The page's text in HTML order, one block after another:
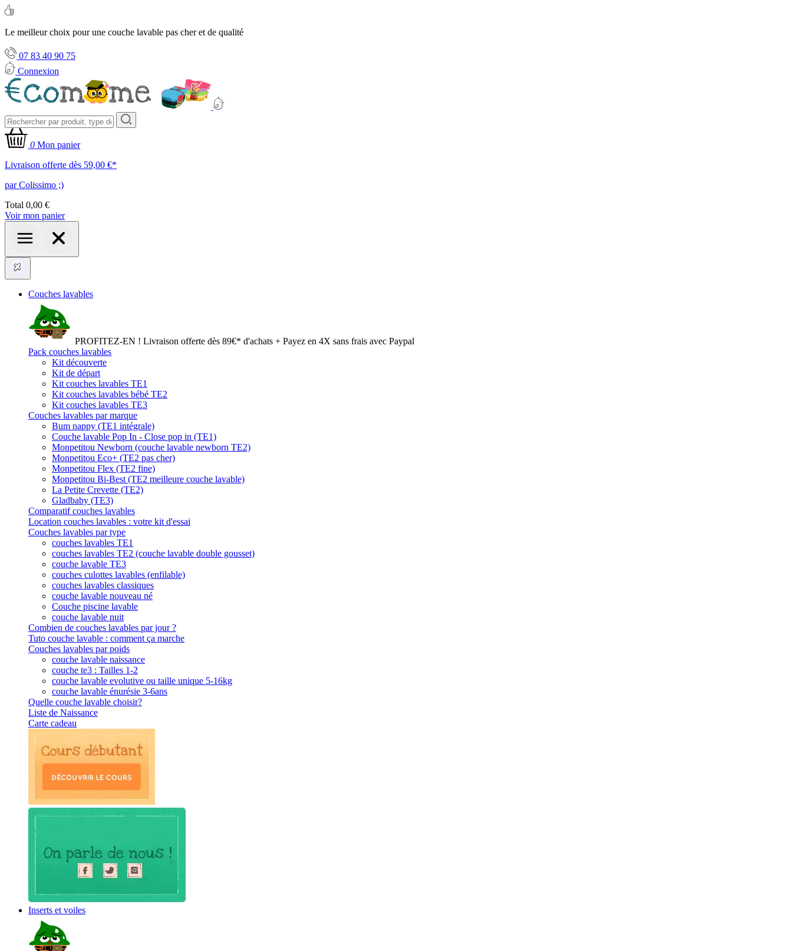
Le meilleur choix pour une couche lavable pas cher et de qualité
07 83 40 90 75
Connexion
0 Mon panier
Livraison offerte dès 59,00 €*
par Colissimo ;)
Total 0,00 €
Voir mon panier
Couches lavables
PROFITEZ-EN ! Livraison offerte dès 89€* d'achats + Payez en 4X sans frais avec Paypal
Pack couches lavables
Kit découverte
Kit de départ
Kit couches lavables TE1
Kit couches lavables bébé TE2
Kit couches lavables TE3
Couches lavables par marque
Bum nappy (TE1 intégrale)
Couche lavable Pop In - Close pop in (TE1)
Monpetitou Newborn (couche lavable newborn TE2)
Monpetitou Eco+ (TE2 pas cher)
Monpetitou Flex (TE2 fine)
Monpetitou Bi-Best (TE2 meilleure couche lavable)
La Petite Crevette (TE2)
Gladbaby (TE3)
Comparatif couches lavables
Location couches lavables : votre kit d'essai
Couches lavables par type
couches lavables TE1
couches lavables TE2 (couche lavable double gousset)
couche lavable TE3
couches culottes lavables (enfilable)
couches lavables classiques
couche lavable nouveau né
Couche piscine lavable
couche lavable nuit
Combien de couches lavables par jour ?
Tuto couche lavable : comment ça marche
Couches lavables par poids
couche lavable naissance
couche te3 : Tailles 1-2
couche lavable evolutive ou taille unique 5-16kg
couche lavable énurésie 3-6ans
Quelle couche lavable choisir?
Liste de Naissance
Carte cadeau
Inserts et voiles